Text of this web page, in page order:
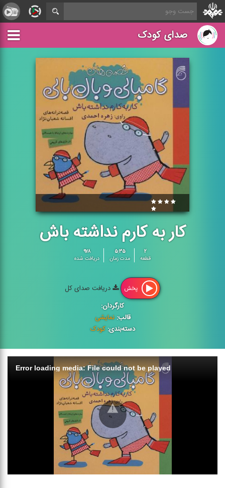
صدای کودک
کار به کارم نداشته باش
۲
قطعه
۵:۳۵
مدت زمان
۹۷۸
دریافت شده
پخش
دریافت صدای کل
کارگردان:
قالب: نمایشی
دسته‌بندی: کودک
Error loading media: File could not be played